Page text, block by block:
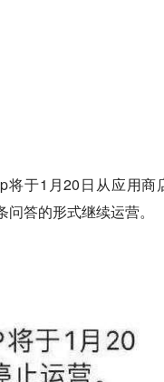
将于1月20日从应用商
答的形式继续运营。